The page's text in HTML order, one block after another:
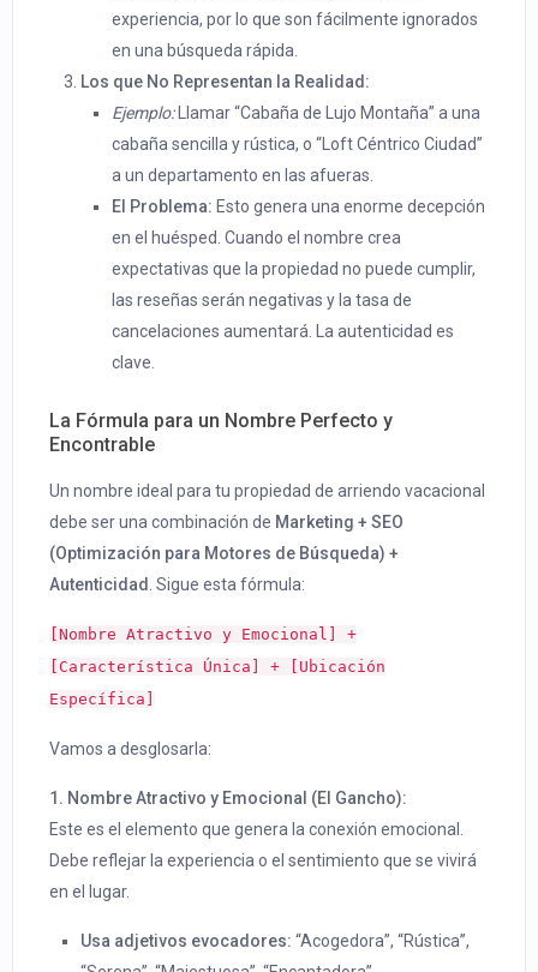
experiencia, por lo que son fácilmente ignorados
en una búsqueda rápida.
Los que No Representan la Realidad:
Ejemplo:Llamar “Cabaña de Lujo Montaña” a una
cabaña sencilla y rústica, o “Loft Céntrico Ciudad”
a un departamento en las afueras.
El Problema: Esto genera una enorme decepción
en el huésped. Cuando el nombre crea
expectativas que la propiedad no puede cumplir,
las reseñas serán negativas y la tasa de
cancelaciones aumentará. La autenticidad es
clave.
La Fórmula para un Nombre Perfecto y
Encontrable
Un nombre ideal para tu propiedad de arriendo vacacional
debe ser una combinación de Marketing + SEO
(Optimización para Motores de Búsqueda) +
Autenticidad . Sigue esta fórmula:
[Nombre Atractivo y Emocional] +
[Característica Única] + [Ubicación
Específica]
Vamos a desglosarla:
1. Nombre Atractivo y Emocional (El Gancho):
Este es el elemento que genera la conexión emocional.
Debe reflejar la experiencia o el sentimiento que se vivirá
en el lugar.
Usa adjetivos evocadores: “Acogedora”, “Rústica”,